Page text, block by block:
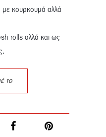
με κουρκουμά αλλά
rolls αλλά και ως
το